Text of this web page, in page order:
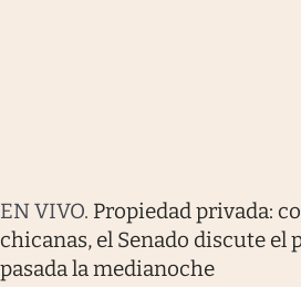
EN VIVO. Propiedad privada:
chicanas, el Senado discute el
pasada la medianoche